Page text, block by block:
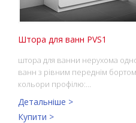
Штора для ванн PVS1
штора для ванни нерухома
ванн з рівним переднім
кольори профілю:…
Детальніше >
Купити >